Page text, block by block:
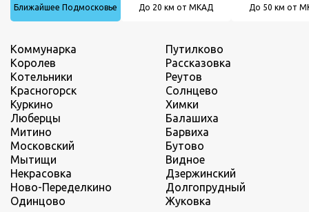
Ближайшее Подмосковье До 20 км от МКАД До 50 км от
Коммунарка
Королев
Котельники
Красногорск
Куркино
Люберцы
Митино
Московский
Мытищи
Некрасовка
Ново-Переделкино
Одинцово
Путилково
Рассказовка
Реутов
Солнцево
Химки
Балашиха
Барвиха
Бутово
Видное
Дзержинский
Долгопрудный
Жуковка